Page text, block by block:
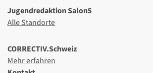
Jugendredaktion Salon5
Alle Standorte
CORRECTIV.Schweiz
Mehr erfahren